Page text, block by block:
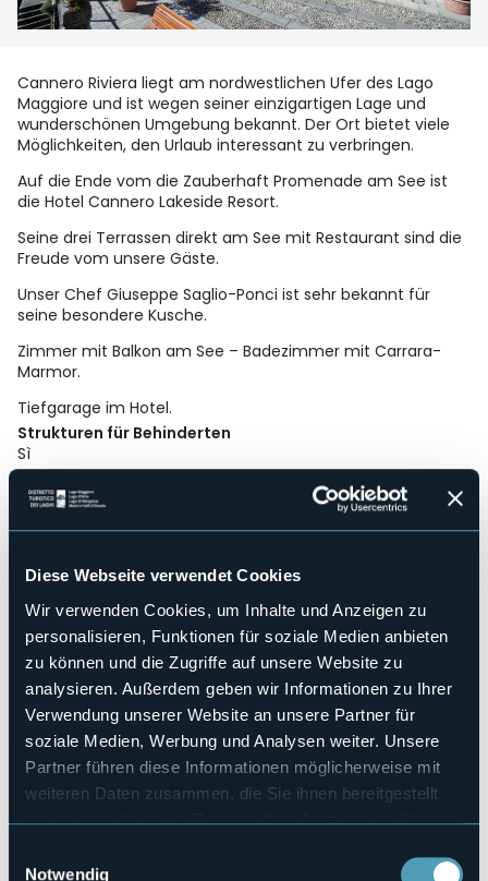
Diese Webseite verwendet Cookies
Wir verwenden Cookies, um Inhalte und Anzeigen zu
personalisieren, Funktionen für soziale Medien anbieten
zu können und die Zugriffe auf unsere Website zu
analysieren. Außerdem geben wir Informationen zu Ihrer
Verwendung unserer Website an unsere Partner für
soziale Medien, Werbung und Analysen weiter. Unsere
Partner führen diese Informationen möglicherweise mit
weiteren Daten zusammen, die Sie ihnen bereitgestellt
haben oder die sie im Rahmen Ihrer Nutzung der Dienste
Notwendig
Cannero Riviera liegt am nordwestlichen Ufer des Lago
Maggiore und ist wegen seiner einzigartigen Lage und
wunderschönen Umgebung bekannt. Der Ort bietet viele
Möglichkeiten, den Urlaub interessant zu verbringen.
Auf die Ende vom die Zauberhaft Promenade am See ist
die Hotel Cannero Lakeside Resort.
Seine drei Terrassen direkt am See mit Restaurant sind die
Freude vom unsere Gäste.
Unser Chef Giuseppe Saglio-Ponci ist sehr bekannt für
seine besondere Kusche.
Zimmer mit Balkon am See – Badezimmer mit Carrara-
Marmor.
Tiefgarage im Hotel.
Strukturen für Behinderten
Sì
Wellness
No
Kongresshalle
Hallenbad
Sì
Haustiere erlaubt
Sì
Anzahl der Wohnungen
8
Anzahl der Zimmer
59
Anzahl der Betten
info@hotelcannero.com